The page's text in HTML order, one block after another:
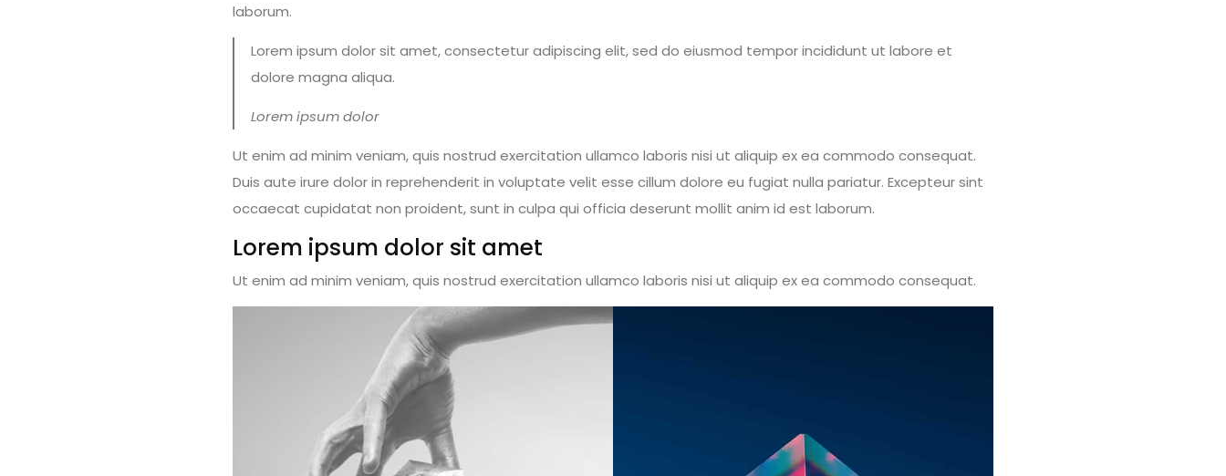
laborum.
Lorem ipsum dolor sit amet, consectetur adipiscing elit, sed do eiusmod tempor incididunt ut labore et
dolore magna aliqua.
Lorem ipsum dolor
Ut enim ad minim veniam, quis nostrud exercitation ullamco laboris nisi ut aliquip ex ea commodo consequat.
Duis aute irure dolor in reprehenderit in voluptate velit esse cillum dolore eu fugiat nulla pariatur. Excepteur sint
occaecat cupidatat non proident, sunt in culpa qui officia deserunt mollit anim id est laborum.
Lorem ipsum dolor sit amet
Ut enim ad minim veniam, quis nostrud exercitation ullamco laboris nisi ut aliquip ex ea commodo consequat.